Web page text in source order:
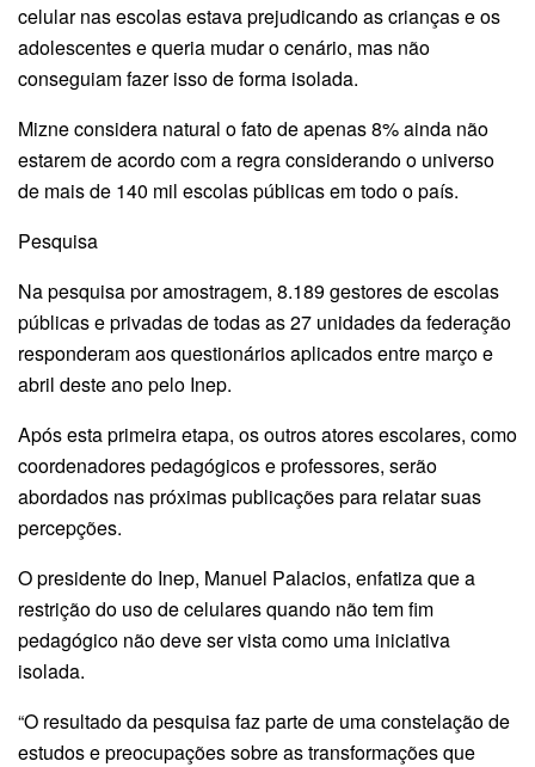
celular nas escolas estava prejudicando as crianças e os
adolescentes e queria mudar o cenário, mas não
conseguiam fazer isso de forma isolada.
Mizne considera natural o fato de apenas 8% ainda não
estarem de acordo com a regra considerando o universo
de mais de 140 mil escolas públicas em todo o país.
Pesquisa
Na pesquisa por amostragem, 8.189 gestores de escolas
públicas e privadas de todas as 27 unidades da federação
responderam aos questionários aplicados entre março e
abril deste ano pelo Inep.
Após esta primeira etapa, os outros atores escolares, como
coordenadores pedagógicos e professores, serão
abordados nas próximas publicações para relatar suas
percepções.
O presidente do Inep, Manuel Palacios, enfatiza que a
restrição do uso de celulares quando não tem fim
pedagógico não deve ser vista como uma iniciativa
isolada.
“O resultado da pesquisa faz parte de uma constelação de
estudos e preocupações sobre as transformações que